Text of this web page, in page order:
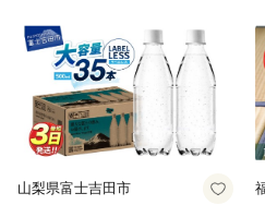
山梨県富士吉田市